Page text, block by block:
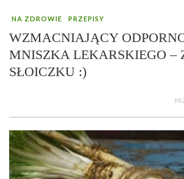
NA ZDROWIE PRZEPISY
WZMACNIAJĄCY
MNISZKA LEKARSKIEGO –
SŁOICZKU :)